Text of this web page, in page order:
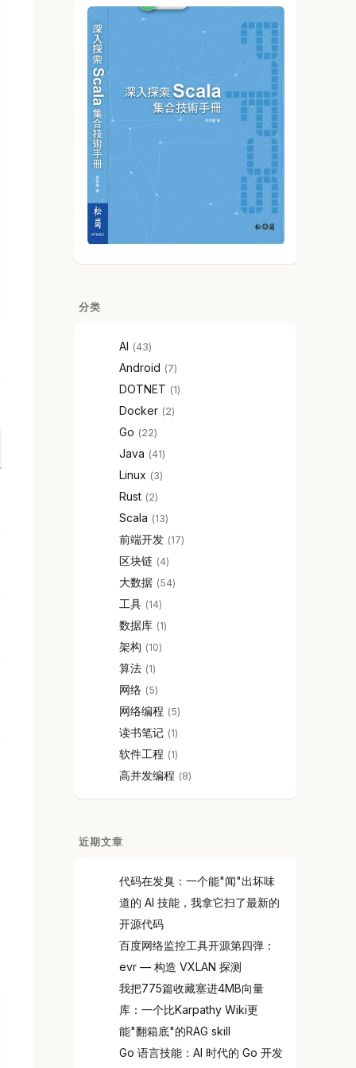
分类
AI 43
Android 7
DOTNET 1
Docker 2
Go 22
Java 41
Linux 3
Rust 2
Scala 13
前端开发 17
区块链 4
大数据 54
工具 14
数据库 1
架构 10
算法 1
网络 5
网络编程 5
读书笔记 1
软件工程 1
高并发编程 8
近期文章
代码在发臭：一个能"闻"出坏味
道的 AI 技能，我拿它扫了最新的
开源代码
百度网络监控工具开源第四弹：
evr — 构造 VXLAN 探测
我把775篇收藏塞进4MB向量
库：一个比Karpathy Wiki更
能"翻箱底"的RAG skill
Go 语言技能：AI 时代的 Go 开发